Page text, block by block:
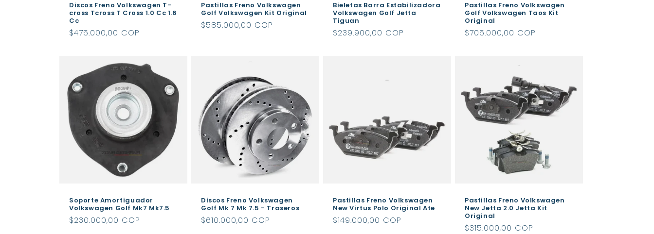
Discos Freno Volkswagen T-
cross Tcross T Cross 1.0 Cc 1.6
Cc
Precio
$475.000,00 COP
Pastillas Freno Volkswagen
Golf Volkswagen Kit Original
Precio
$585.000,00 COP
Bieletas Barra Estabilizadora
Volkswagen Golf Jetta
Tiguan
Precio
$239.900,00 COP
Pastillas Freno Volkswagen
Golf Volkswagen Taos Kit
Original
Precio
$705.000,00 COP
Soporte Amortiguador
Volkswagen Golf Mk7 Mk7.5
Precio
$230.000,00 COP
Discos Freno Volkswagen
Golf Mk 7 Mk 7.5 - Traseros
Precio
$610.000,00 COP
Pastillas Freno Volkswagen
New Virtus Polo Original Ate
Precio
$149.000,00 COP
Pastillas Freno Volkswagen
New Jetta 2.0 Jetta Kit
Original
Precio
$315.000,00 COP